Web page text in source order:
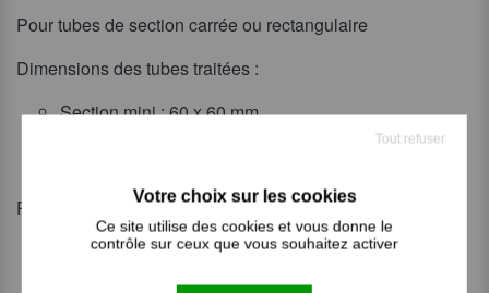
Pour tubes de section carrée ou rectangulaire
Dimensions des tubes traitées :
Section mini : 60 x 60 mm
Poids maxi des tubes :
120 kg
Ce site utilise des cookies et vous donne le
contrôle sur ceux que vous souhaitez activer
Tout refuser